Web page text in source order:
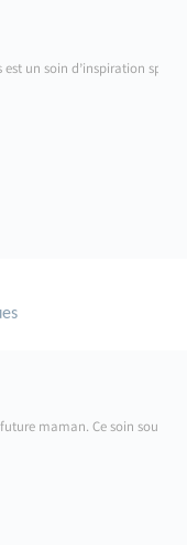
un soin d’inspiration
maman. Ce soin